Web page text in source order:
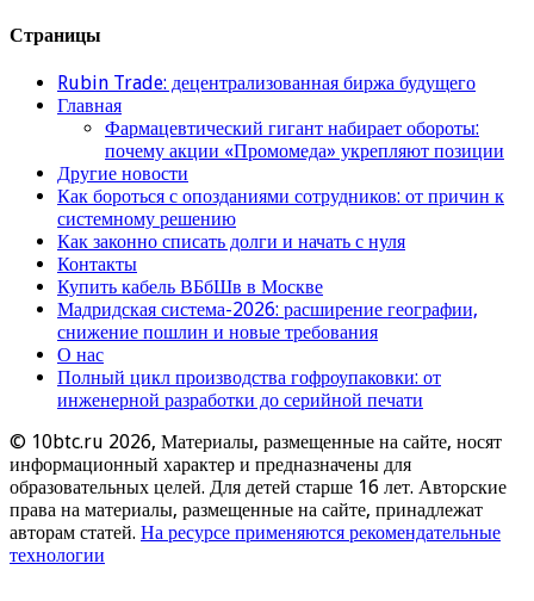
Страницы
Rubin Trade: децентрализованная биржа будущего
Главная
Фармацевтический гигант набирает обороты:
почему акции «Промомеда» укрепляют позиции
Другие новости
Как бороться с опозданиями сотрудников: от причин к
системному решению
Как законно списать долги и начать с нуля
Контакты
Купить кабель ВБбШв в Москве
Мадридская система-2026: расширение географии,
снижение пошлин и новые требования
О нас
Полный цикл производства гофроупаковки: от
инженерной разработки до серийной печати
© 10btc.ru 2026, Материалы, размещенные на сайте, носят
информационный характер и предназначены для
образовательных целей. Для детей старше 16 лет. Авторские
права на материалы, размещенные на сайте, принадлежат
авторам статей. На ресурсе применяются рекомендательные
технологии